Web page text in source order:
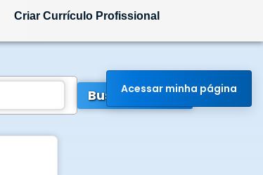
Criar Currículo Profissional
Buscar Vagas
Acessar minha página